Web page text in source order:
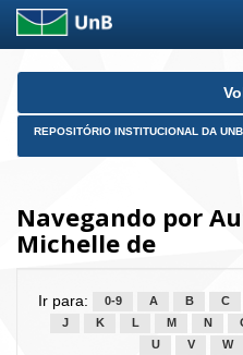
Skip
REPOSITÓRIO INSTITUCIONAL DA UNB
Navegando por
Michelle de
Ir para: 0-9 A B C
J
K L M N
U
V W